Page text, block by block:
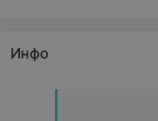
Инфо